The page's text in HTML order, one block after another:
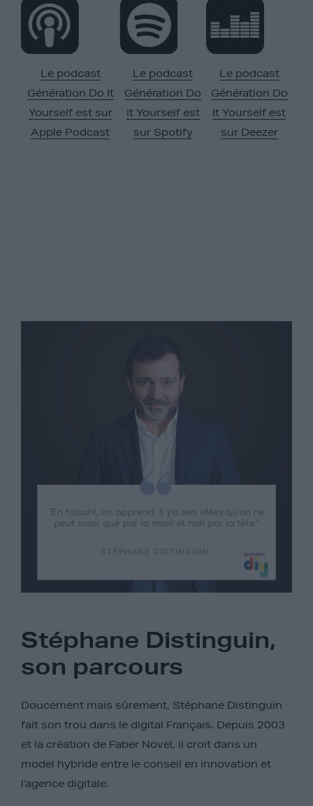
Le podcast
Génération Do It
Yourself est sur
Apple Podcast
Le podcast
Génération Do
It Yourself est
sur Spotify
Le podcast
Génération Do
It Yourself est
sur Deezer
Stéphane Distinguin,
son parcours
Doucement mais sûrement, Stéphane Distinguin
fait son trou dans le digital Français. Depuis 2003
et la création de Faber Novel, il croit dans un
model hybride entre le conseil en innovation et
l’agence digitale.